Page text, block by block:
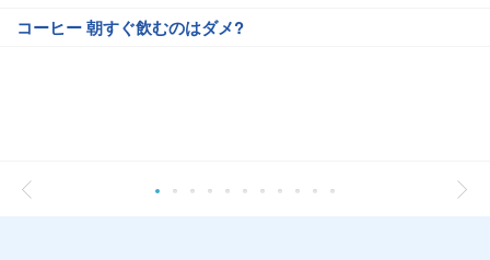
コーヒー 朝すぐ飲むのはダメ?